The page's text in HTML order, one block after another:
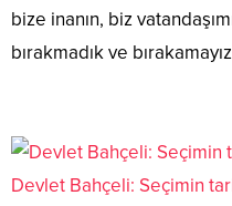
bize inanın, biz
bırakmadık ve
Devlet Bahçeli: Seçimin